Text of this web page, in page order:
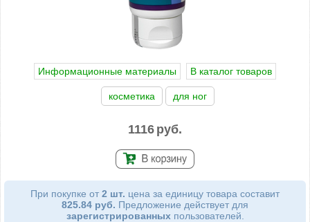
Информационные материалы В каталог товаров
косметика для ног
1116 руб.
При покупке от 2 шт. цена за единицу товара составит
825.84 руб. Предложение действует для
зарегистрированных пользователей.